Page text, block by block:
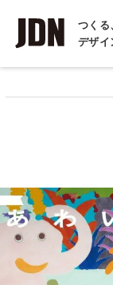
つくる
デザイ
インタビュ